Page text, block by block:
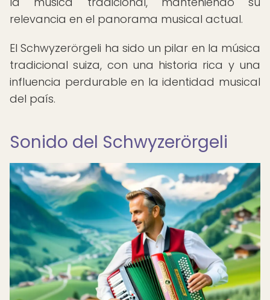
relevancia en el panorama musical actual.
El Schwyzerörgeli ha sido un pilar en la música
tradicional suiza, con una historia rica y una
influencia perdurable en la identidad musical
del país.
Sonido del Schwyzerörgeli